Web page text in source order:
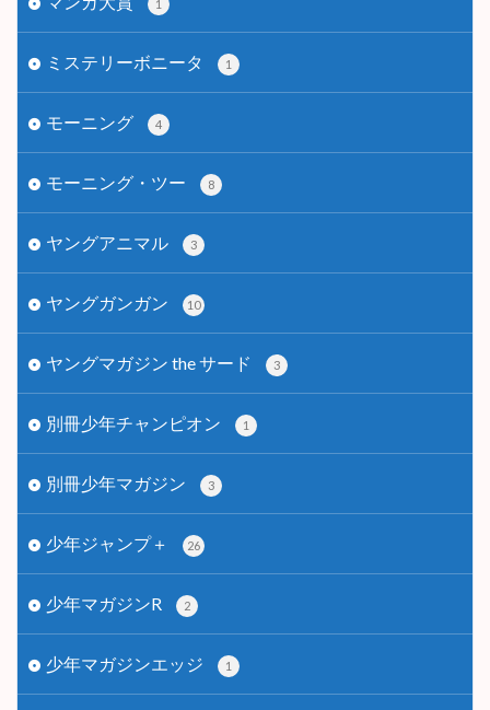
1
ミステリーボニータ 1
モーニング 4
モーニング・ツー 8
ヤングアニマル 3
ヤングガンガン 10
ヤングマガジン the サード 3
別冊少年チャンピオン 1
別冊少年マガジン 3
少年ジャンプ＋ 26
少年マガジンR 2
少年マガジンエッジ 1